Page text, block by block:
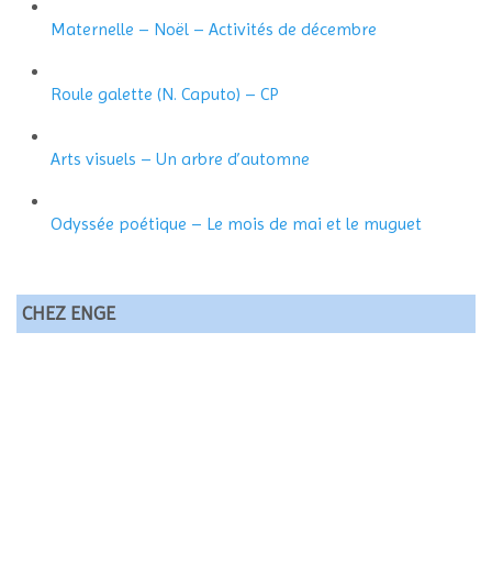
Maternelle – Noël – Activités de décembre
Roule galette (N. Caputo) – CP
Arts visuels – Un arbre d’automne
Odyssée poétique – Le mois de mai et le muguet
CHEZ ENGE